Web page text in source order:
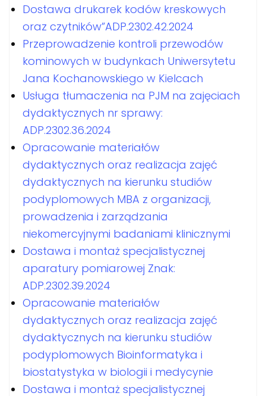
Dostawa drukarek kodów kreskowych
oraz czytników”ADP.2302.42.2024
Przeprowadzenie kontroli przewodów
kominowych w budynkach Uniwersytetu
Jana Kochanowskiego w Kielcach
Usługa tłumaczenia na PJM na zajęciach
dydaktycznych nr sprawy:
ADP.2302.36.2024
Opracowanie materiałów
dydaktycznych oraz realizacja zajęć
dydaktycznych na kierunku studiów
podyplomowych MBA z organizacji,
prowadzenia i zarządzania
niekomercyjnymi badaniami klinicznymi
Dostawa i montaż specjalistycznej
aparatury pomiarowej Znak:
ADP.2302.39.2024
Opracowanie materiałów
dydaktycznych oraz realizacja zajęć
dydaktycznych na kierunku studiów
podyplomowych Bioinformatyka i
biostatystyka w biologii i medycynie
Dostawa i montaż specjalistycznej